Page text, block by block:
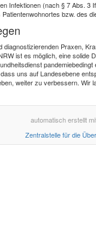
Infektionen (nach § 7 Abs.
bzw. des
Praxen,
ist es möglich, eine
uns auf Landesebene
weiter zu verbessern.
automatisch erstellt
Zentralstelle für die